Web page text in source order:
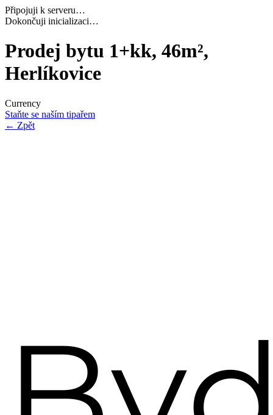
Připojuji k serveru…
Dokončuji inicializaci…
Prodej bytu 1+kk, 46m²,
Herlíkovice
Currency
Staňte se naším tipařem
← Zpět